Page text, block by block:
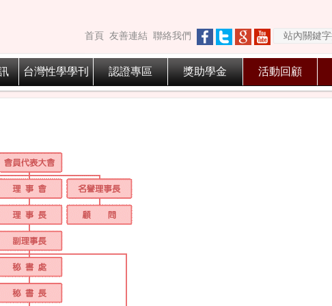
首頁 友善連結 聯絡我們
台灣性學學刊 認證專區 獎助學金 活動回顧